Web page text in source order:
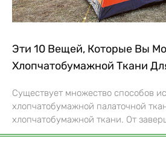
Эти 10 Вещей, Которые Вы
Хлопчатобумажной Ткани
Существует множество способов
хлопчатобумажной палаточной
хлопчатобумажной ткани. От